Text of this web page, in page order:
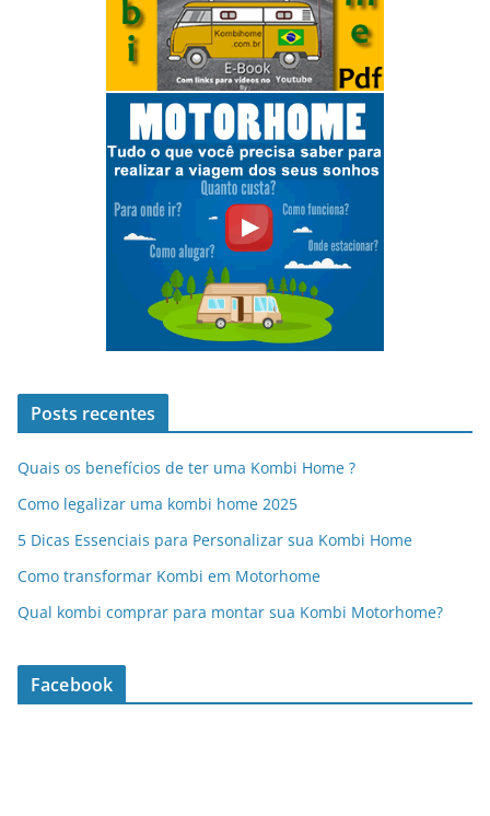
Posts recentes
Quais os benefícios de ter uma Kombi Home ?
Como legalizar uma kombi home 2025
5 Dicas Essenciais para Personalizar sua Kombi Home
Como transformar Kombi em Motorhome
Qual kombi comprar para montar sua Kombi Motorhome?
Facebook